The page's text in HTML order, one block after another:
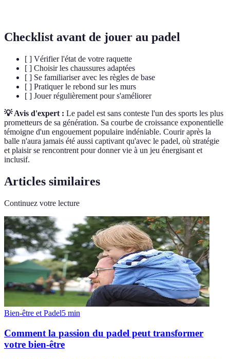
Checklist avant de jouer au padel
[ ] Vérifier l'état de votre raquette
[ ] Choisir les chaussures adaptées
[ ] Se familiariser avec les règles de base
[ ] Pratiquer le rebond sur les murs
[ ] Jouer régulièrement pour s'améliorer
💡 Avis d'expert : Le padel est sans conteste l'un des sports les plus
prometteurs de sa génération. Sa courbe de croissance exponentielle
témoigne d'un engouement populaire indéniable. Courir après la
balle n'aura jamais été aussi captivant qu'avec le padel, où stratégie
et plaisir se rencontrent pour donner vie à un jeu énergisant et
inclusif.
Articles similaires
Continuez votre lecture
Bien-être et Padel5 min
Comment la passion du padel peut transformer
votre bien-être